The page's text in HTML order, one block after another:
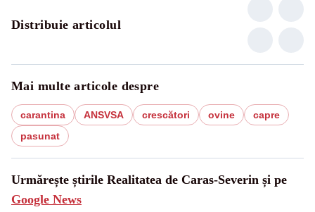
Distribuie articolul
Mai multe articole despre
carantina ANSVSA crescători ovine
capre
pasunat
Urmărește știrile Realitatea de Caras-Severin și pe
Google News